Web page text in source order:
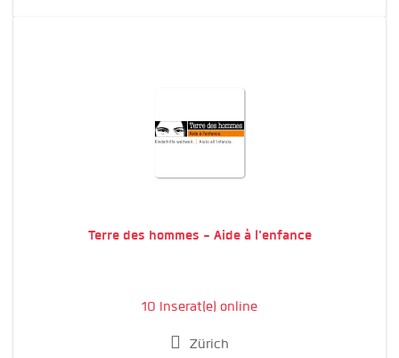
Terre des hommes - Aide à l'enfance
10 Inserat(e) online
Zürich